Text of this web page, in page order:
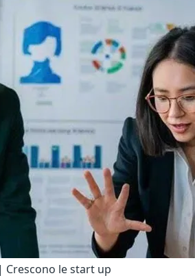
Crescono le start up